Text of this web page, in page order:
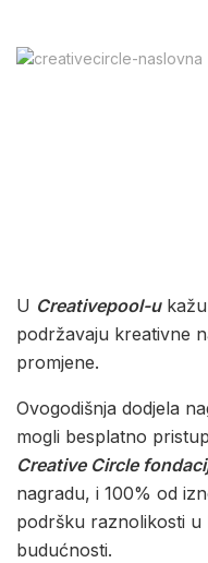
U Creativepool-ukažu
podržavaju kreativne
promjene.
Ovogodišnja dodjela
mogli besplatno
Creative Circle
nagradu, i 100% od
podršku raznolikosti u
budućnosti.